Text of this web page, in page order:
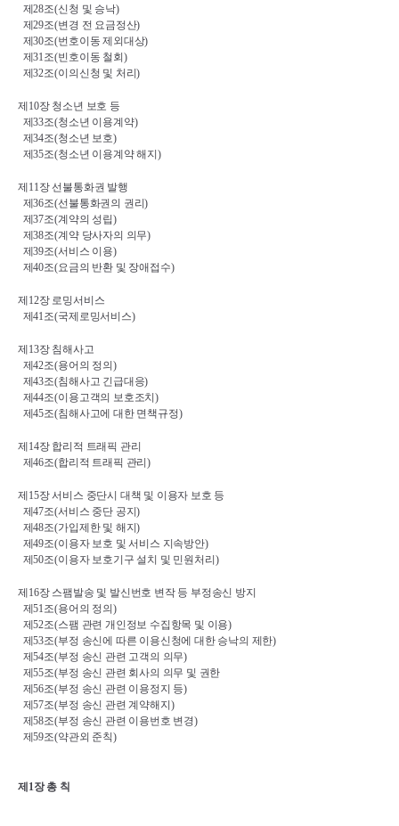
제28조(신청 및 승낙)
제29조(변경 전 요금정산)
제30조(번호이동 제외대상)
제31조(빈호이동 철회 )
제32조(이의신청 및 처리)
제 10장 청소년 보호 등
제33조(청소년 이용계약)
제34조(청소년 보호)
제35조(청소년 이용계약 해지)
제 11장 선불통화권 발행
제36조(선불통화권의 권리)
제37조(계약의 성립)
제38조(계약 당사자의 의무)
제39조(서비스 이용)
제40조(요금의 반환 및 장애접수)
제 12장 로밍서비스
제41조(국제로밍서비스)
제 13장 침해사고
제42조(용어의 정의)
제43조(침해사고 긴급대응)
제44조(이용고객의 보호조치)
제45조(침해사고에 대한 면책규정)
제 14장 합리적 트래픽 관리
제46조(합리적 트래픽 관리)
제 15장 서비스 중단시 대책 및 이용자 보호 등
제47조(서비스 중단 공지)
제48조(가입제한 및 해지)
제49조(이용자 보호 및 서비스 지속방안)
제50조(이용자 보호기구 설치 및 민원처리 )
제 16장 스팸발송 및 발신번호 변작 등 부정송신 방지
제51조(용어의 정의)
제52조(스팸 관련 개인정보 수집항목 및 이용)
제53조(부정 송신에 따른 이용신청에 대한 승낙의 제한)
제54조(부정 송신 관련 고객의 의무)
제55조(부정 송신 관련 회사의 의무 및 권한
제56조(부정 송신 관련 이용정지 등)
제57조(부정 송신 관련 계약해지 )
제58조(부정 송신 관련 이용번호 변경)
제59조(약관외 준칙)
제 1장 총 칙